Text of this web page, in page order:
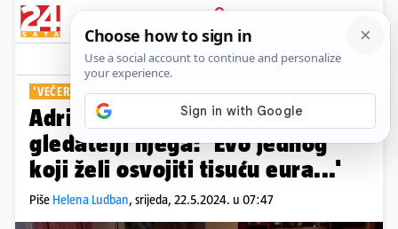
PRIJAVA
Show Komentari
'VEČERA ZA 5'
Adrian kritizirao tijesto i pitu, a
gledatelji njega: 'Evo jednog
koji želi osvojiti tisuću eura...'
Piše Helena Ludban, srijeda, 22.5.2024. u 07:47